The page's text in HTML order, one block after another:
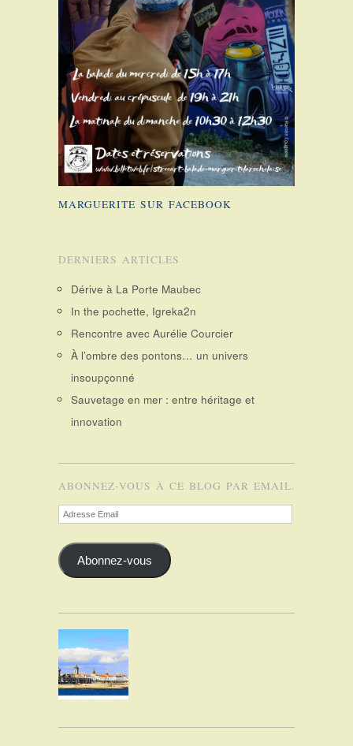
MARGUERITE SUR FACEBOOK
DERNIERS ARTICLES
Dérive à La Porte Maubec
In the pochette, Igreka2n
Rencontre avec Aurélie Courcier
À l’ombre des pontons… un univers
insoupçonné
Sauvetage en mer : entre héritage et
innovation
ABONNEZ-VOUS À CE BLOG PAR EMAIL.
Adresse
Email
Abonnez-vous